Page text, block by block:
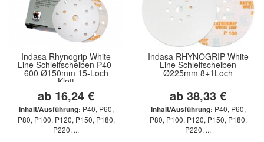
Indasa Rhynogrip White
Line Schleifscheiben P40-
600 Ø150mm 15-Loch
Klett
ab 16,24 €
Inhalt/Ausführung: P40, P60,
P80, P100, P120, P150, P180,
P220, ...
Indasa RHYNOGRIP White
Line Schleifscheiben
Ø225mm 8+1Loch
ab 38,33 €
Inhalt/Ausführung: P40, P60,
P80, P100, P120, P150, P180,
P220, ...